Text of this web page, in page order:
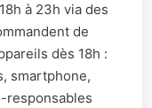
à 23h via des
de
dès 18h :
smartphone,
responsables